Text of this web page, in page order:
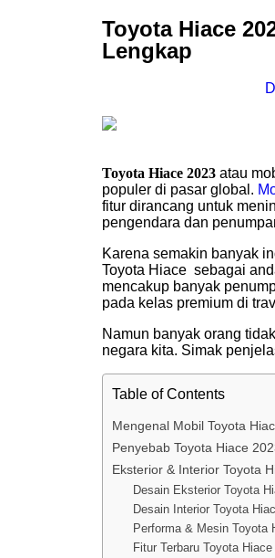
Toyota Hiace
Lengkap
Toyota Hiace 2023 atau
populer di pasar global.
fitur dirancang untuk
pengendara dan
Karena semakin banyak
Toyota Hiace sebagai
mencakup banyak
pada kelas premium di
Namun banyak orang
negara kita. Simak
Table of Contents
Mengenal Mobil Toyota
Penyebab Toyota Hiace
Eksterior & Interior Toyota
Desain Eksterior Toyota
Desain Interior Toyota
Performa & Mesin Toyota
Fitur Terbaru Toyota Hiace